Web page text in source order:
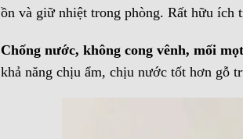
ồn và giữ nhiệt trong phòng. Rất hữu ích
Chống nước, không cong vênh, mối
khả năng chịu ẩm, chịu nước tốt hơn gỗ